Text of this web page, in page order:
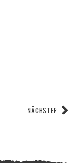
NÄCHSTER